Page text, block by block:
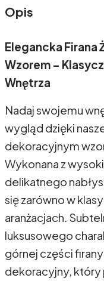
Opis
Elegancka Firana
Wzorem –
Wnętrza
Nadaj swojemu
wygląd dzięki
dekoracyjnym
Wykonana z
delikatnego
się zarówno w
aranżacjach.
luksusowego
górnej części
dekoracyjny,